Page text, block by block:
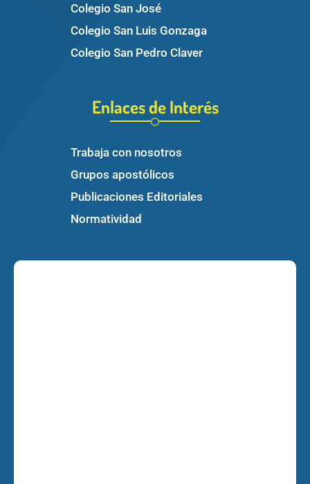
Colegio San José
Colegio San Luis Gonzaga
Colegio San Pedro Claver
Enlaces de Interés
Trabaja con nosotros
Grupos apostólicos
Publicaciones Editoriales
Normatividad